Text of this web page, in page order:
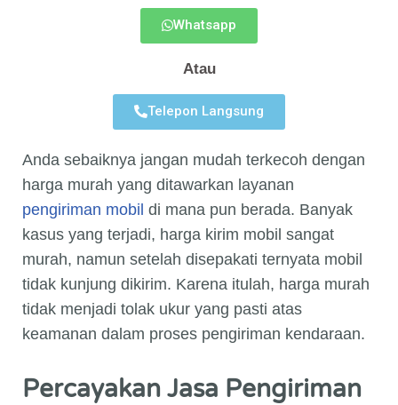
Whatsapp
Atau
Telepon Langsung
Anda sebaiknya jangan mudah terkecoh dengan
harga murah yang ditawarkan layanan
pengiriman mobil di mana pun berada. Banyak
kasus yang terjadi, harga kirim mobil sangat
murah, namun setelah disepakati ternyata mobil
tidak kunjung dikirim. Karena itulah, harga murah
tidak menjadi tolak ukur yang pasti atas
keamanan dalam proses pengiriman kendaraan.
Percayakan Jasa Pengiriman